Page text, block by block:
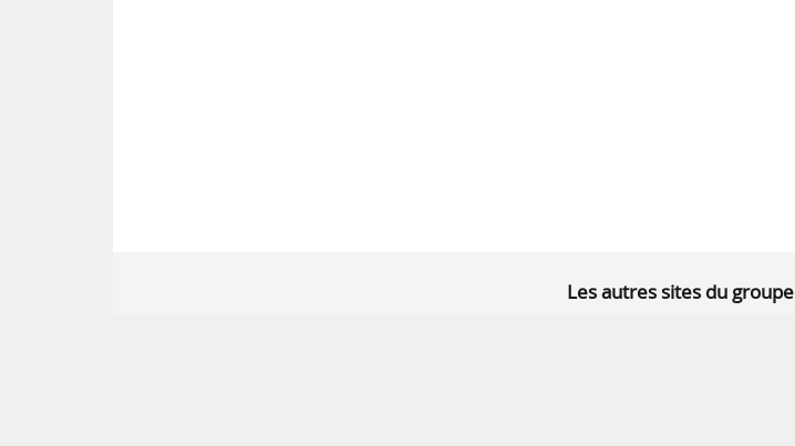
Les autres sites du groupe